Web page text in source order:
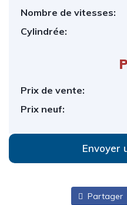
Nombre de vitesses:
Cylindrée:
Prix de vente:
Prix neuf:
Envoyer
Partager